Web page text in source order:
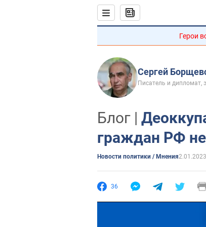
Герои
Сергей
Писатель и дипломат,
Блог |
граждан РФ
Новости политики / Мнения
36